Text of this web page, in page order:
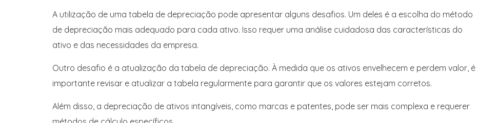
A utilização de uma tabela de depreciação pode apresentar alguns desafios. Um deles é a escolha do método
de depreciação mais adequado para cada ativo. Isso requer uma análise cuidadosa das características do
ativo e das necessidades da empresa.
Outro desafio é a atualização da tabela de depreciação. À medida que os ativos envelhecem e perdem valor, é
importante revisar e atualizar a tabela regularmente para garantir que os valores estejam corretos.
Além disso, a depreciação de ativos intangíveis, como marcas e patentes, pode ser mais complexa e requerer